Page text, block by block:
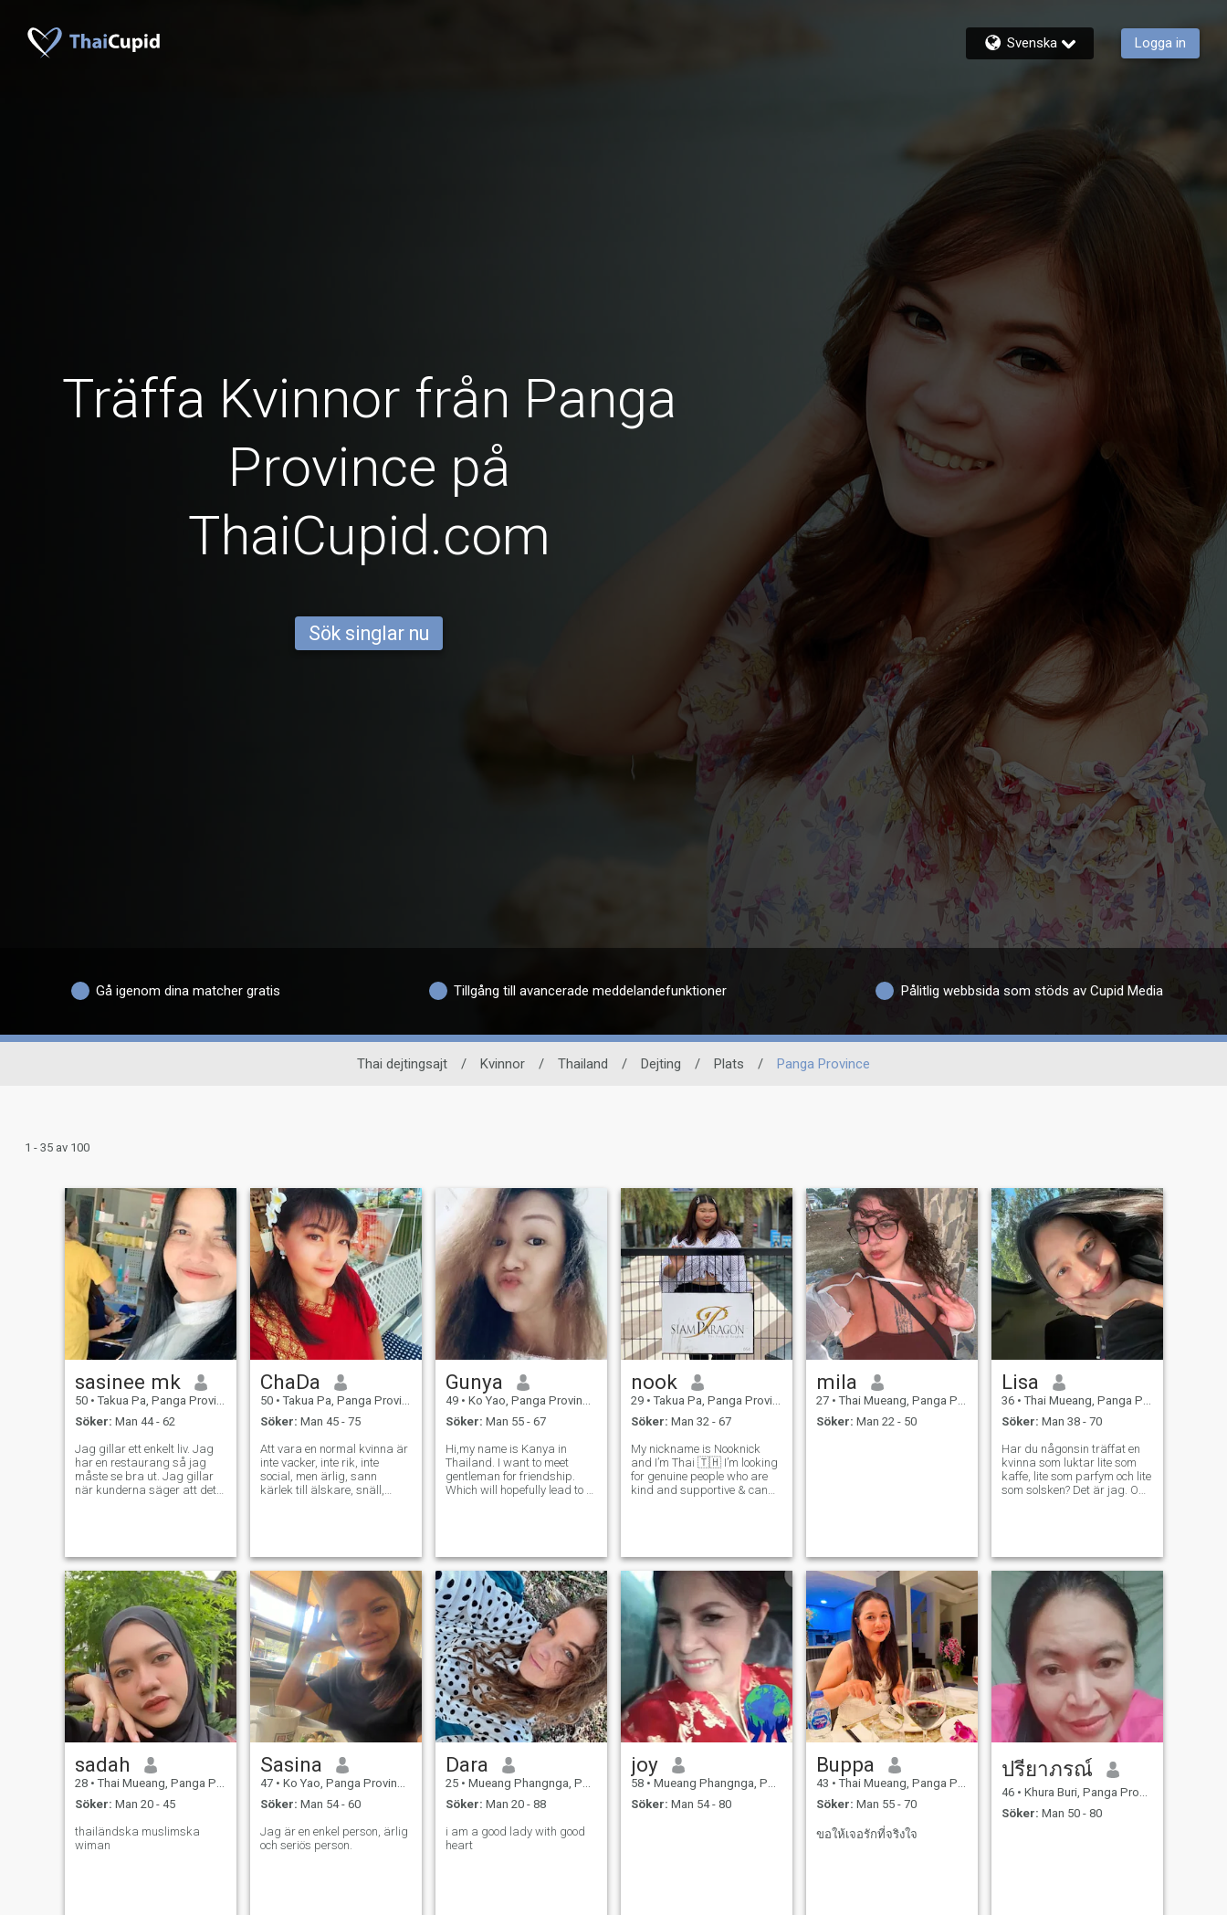
Svenska Logga in
Träffa Kvinnor från Panga
Province på
ThaiCupid.com
Sök singlar nu
Gå igenom dina matcher gratis Tillgång till avancerade meddelandefunktioner Pålitlig webbsida som stöds av Cupid Media
Thai dejtingsajt / Kvinnor / Thailand / Dejting / Plats / Panga Province
1 - 35 av 100
sasinee mk
50 • Takua Pa, Panga Province, Thailand
Söker: Man 44 - 62
Jag gillar ett enkelt liv. Jag
har en restaurang så jag
måste se bra ut. Jag gillar
när kunderna säger att det
Tack Gud för att alltid ha
nåd på mig. jag..?!
ChaDa
50 • Takua Pa, Panga Province, Thailand
Söker: Man 45 - 75
Att vara en normal kvinna är
inte vacker, inte rik, inte
social, men ärlig, sann
kärlek till älskare, snäll,
plantera träd och vara
student. Jag är frisör, design
frisyrer och massage för
hälsa.
Gunya
49 • Ko Yao, Panga Province, Thailand
Söker: Man 55 - 67
Hi,my name is Kanya in
Thailand. I want to meet
gentleman for friendship.
Which will hopefully lead to a
to know me and developing a
relatio
nook
29 • Takua Pa, Panga Province, Thailand
Söker: Man 32 - 67
My nickname is Nooknick
and I’m Thai 🇹🇭 I’m looking
for genuine people who are
kind and supportive & can
explore the worl
mila
27 • Thai Mueang, Panga Province, Thailand
Söker: Man 22 - 50
Lisa
36 • Thai Mueang, Panga Province, Thailand
Söker: Man 38 - 70
Har du någonsin träffat en
kvinna som luktar lite som
kaffe, lite som parfym och lite
som solsken? Det är jag. Om
mest märkbara. Jag kan bli
förolämpad lätt, skratta åt
dumma saker.
sadah
28 • Thai Mueang, Panga Province, Thailand
Söker: Man 20 - 45
thailändska muslimska
wiman
Sasina
47 • Ko Yao, Panga Province, Thailand
Söker: Man 54 - 60
Jag är en enkel person, ärlig
och seriös person.
Dara
25 • Mueang Phangnga, Panga Province, Thailand
Söker: Man 20 - 88
i am a good lady with good
heart
joy
58 • Mueang Phangnga, Panga Province, Thailand
Söker: Man 54 - 80
Buppa
43 • Thai Mueang, Panga Province, Thailand
Söker: Man 55 - 70
ขอให้เจอรักที่จริงใจ
ปรียาภรณ์
46 • Khura Buri, Panga Province, Thailand
Söker: Man 50 - 80